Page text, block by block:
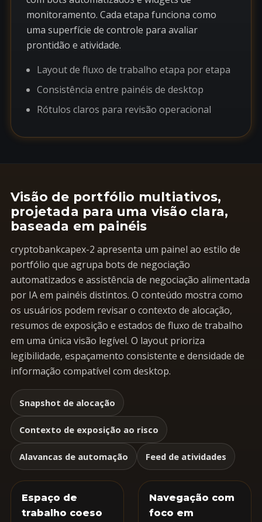
monitoramento. Cada etapa funciona como
uma superfície de controle para avaliar
prontidão e atividade.
Layout de fluxo de trabalho etapa por etapa
Consistência entre painéis de desktop
Rótulos claros para revisão operacional
Visão de portfólio multiativos,
projetada para uma visão clara,
baseada em painéis
cryptobankcapex-2 apresenta um painel ao estilo de
portfólio que agrupa bots de negociação
automatizados e assistência de negociação alimentada
por IA em painéis distintos. O conteúdo mostra como
os usuários podem revisar o contexto de alocação,
resumos de exposição e estados de fluxo de trabalho
em uma única visão legível. O layout prioriza
legibilidade, espaçamento consistente e densidade de
informação compatível com desktop.
Snapshot de alocação
Contexto de exposição ao risco
Alavancas de automação Feed de atividades
Espaço de
trabalho coeso
Navegação com
foco em